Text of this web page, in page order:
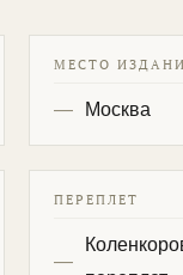
МЕСТО
Москва
ПЕРЕПЛЕТ